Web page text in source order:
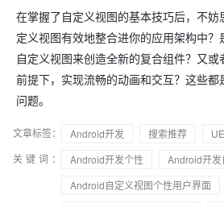
在掌握了自定义视图的基本技巧后，不妨
定义视图有效地整合进你的应用架构中？
自定义视图来创造全新的复合组件？又
前提下，实现流畅的动画和交互？这些都
问题。
文章标签： Android开发 搜索推荐
关键词：
Android开发个性
Android开
Android自定义视图个性用户界面